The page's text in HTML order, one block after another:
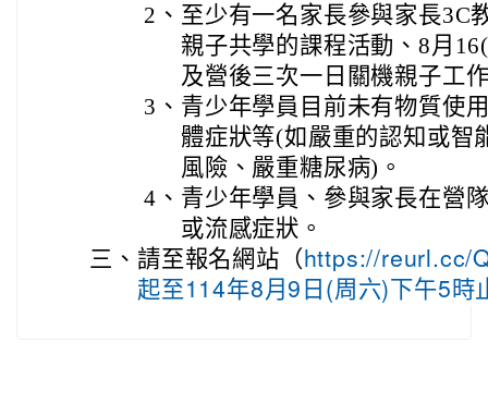
2、 至少有一名家長參與家長3C
親子共學的課程活動、8月
及營後三次一日關機親子工
3、 青少年學員目前未有物質使
體症狀等(如嚴重的認知或智
風險、嚴重糖尿病)。
4、 青少年學員、參與家長在營
或流感症狀。
三、 請至報名網站（ https://reurl.cc/
起至114年8月9日(周六)下午5時